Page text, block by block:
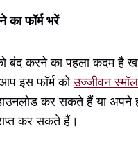
का फॉर्म भरें
बंद करने का पहला कदम है
आप इस फॉर्म कोउज्जीवन
कर सकते हैं या अपने
कर सकते हैं।